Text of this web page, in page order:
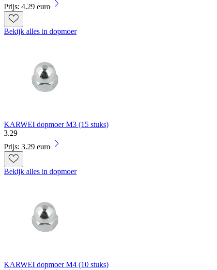
Prijs: 4.29 euro
Bekijk alles in dopmoer
KARWEI dopmoer M3 (15 stuks)
3.29
Prijs: 3.29 euro
Bekijk alles in dopmoer
KARWEI dopmoer M4 (10 stuks)